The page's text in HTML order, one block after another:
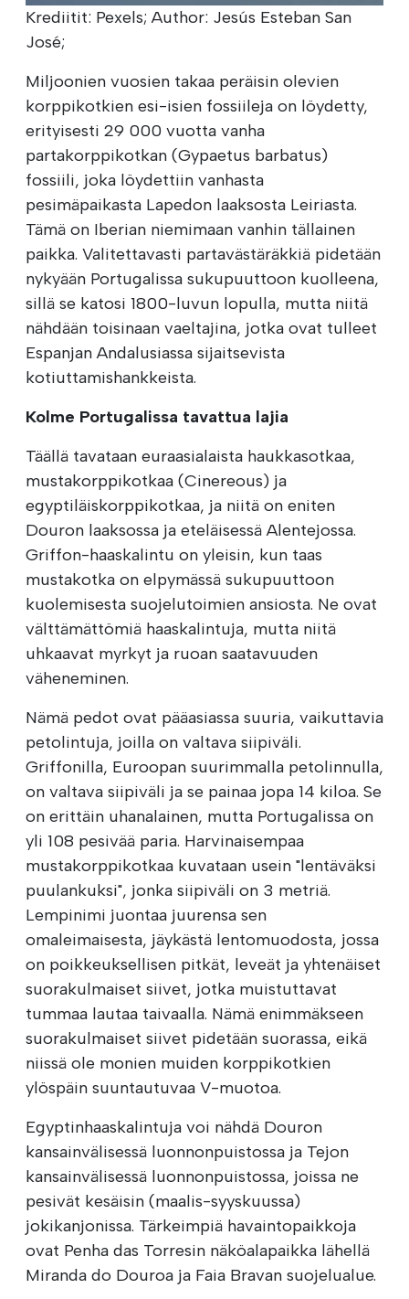
Krediitit: Pexels; Author: Jesús Esteban San
José;
Miljoonien vuosien takaa peräisin olevien
korppikotkien esi-isien fossiileja on löydetty,
erityisesti 29 000 vuotta vanha
partakorppikotkan (Gypaetus barbatus)
fossiili, joka löydettiin vanhasta
pesimäpaikasta Lapedon laaksosta Leiriasta.
Tämä on Iberian niemimaan vanhin tällainen
paikka. Valitettavasti partavästäräkkiä pidetään
nykyään Portugalissa sukupuuttoon kuolleena,
sillä se katosi 1800-luvun lopulla, mutta niitä
nähdään toisinaan vaeltajina, jotka ovat tulleet
Espanjan Andalusiassa sijaitsevista
kotiuttamishankkeista.
Kolme Portugalissa tavattua lajia
Täällä tavataan euraasialaista haukkasotkaa,
mustakorppikotkaa (Cinereous) ja
egyptiläiskorppikotkaa, ja niitä on eniten
Douron laaksossa ja eteläisessä Alentejossa.
Griffon-haaskalintu on yleisin, kun taas
mustakotka on elpymässä sukupuuttoon
kuolemisesta suojelutoimien ansiosta. Ne ovat
välttämättömiä haaskalintuja, mutta niitä
uhkaavat myrkyt ja ruoan saatavuuden
väheneminen.
Nämä pedot ovat pääasiassa suuria, vaikuttavia
petolintuja, joilla on valtava siipiväli.
Griffonilla, Euroopan suurimmalla petolinnulla,
on valtava siipiväli ja se painaa jopa 14 kiloa. Se
on erittäin uhanalainen, mutta Portugalissa on
yli 108 pesivää paria. Harvinaisempaa
mustakorppikotkaa kuvataan usein "lentäväksi
puulankuksi", jonka siipiväli on 3 metriä.
Lempinimi juontaa juurensa sen
omaleimaisesta, jäykästä lentomuodosta, jossa
on poikkeuksellisen pitkät, leveät ja yhtenäiset
suorakulmaiset siivet, jotka muistuttavat
tummaa lautaa taivaalla. Nämä enimmäkseen
suorakulmaiset siivet pidetään suorassa, eikä
niissä ole monien muiden korppikotkien
ylöspäin suuntautuvaa V-muotoa.
Egyptinhaaskalintuja voi nähdä Douron
kansainvälisessä luonnonpuistossa ja Tejon
kansainvälisessä luonnonpuistossa, joissa ne
pesivät kesäisin (maalis-syyskuussa)
jokikanjonissa. Tärkeimpiä havaintopaikkoja
ovat Penha das Torresin näköalapaikka lähellä
Miranda do Douroa ja Faia Bravan suojelualue.